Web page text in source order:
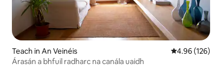
Teach in An Veinéis Meánrátáil
4.96 (126)
Árasán a bhfuil radharc na canála uaidh